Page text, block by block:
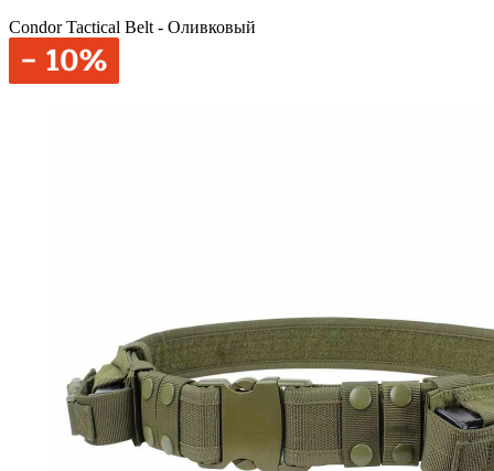
Condor Tactical Belt - Оливковый